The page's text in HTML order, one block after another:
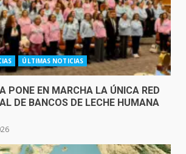
ÚLTIMAS NOTICIAS
PONE EN MARCHA LA ÚNICA RED
DE BANCOS DE LECHE HUMANA